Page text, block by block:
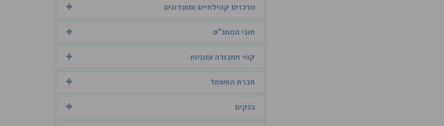
מרכזים קהילתיים ומועדונים
חוגי המתנ"ס
קווי תחבורה ומוניות
חברת החשמל
בנקים